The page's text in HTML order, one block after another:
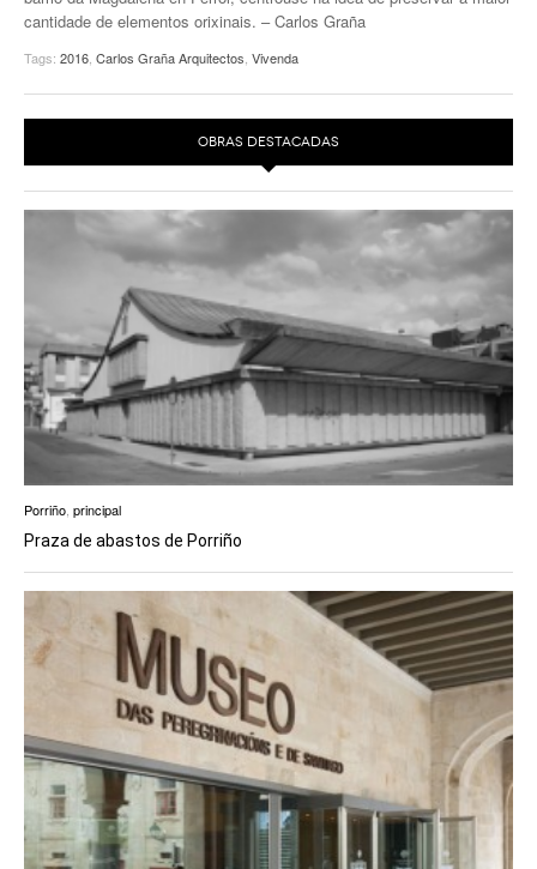
EUROPAN
cantidade de elementos orixinais. – Carlos Graña
Tags: 2016 Carlos Graña Arquitectos Vivenda
OBRAS DESTACADAS
Porriño principal
Praza de abastos de Porriño